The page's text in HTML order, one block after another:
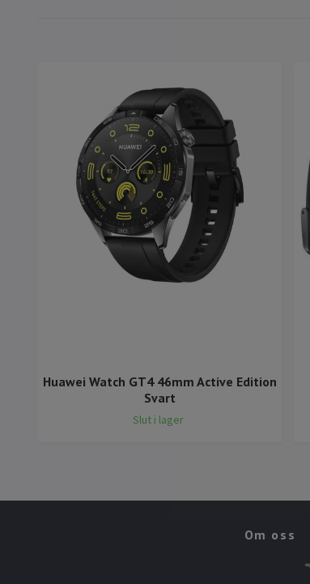
Huawei Watch GT4 46mm Active Edition
Svart
Slut i lager
Om oss